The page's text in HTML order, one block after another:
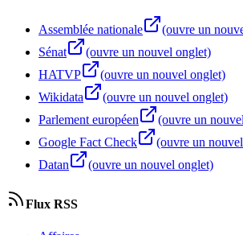
Assemblée nationale
(ouvre un
Sénat
(ouvre un nouvel onglet)
HATVP
(ouvre un nouvel onglet)
Wikidata
(ouvre un nouvel onglet)
Parlement européen
(ouvre un
Google Fact Check
(ouvre un
Datan
(ouvre un nouvel onglet)
Flux RSS